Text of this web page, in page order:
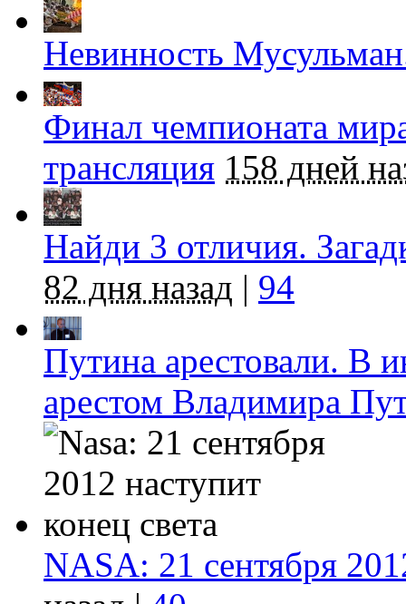
Невинность
Финал чемпионата
трансляция 158 дней
Найди 3 отличия.
82 дня назад | 94
Путина арестовали. В
арестом Владимира
NASA: 21 сентября